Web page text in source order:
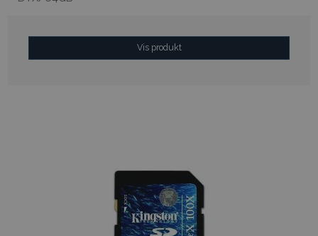
Vis produkt